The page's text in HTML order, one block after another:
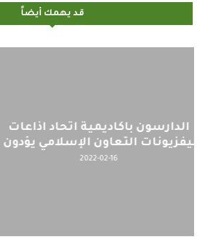
قد يهمك أيضاً
اليوم : المشاركة
لمنظمي قمة